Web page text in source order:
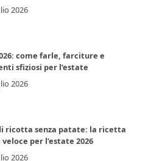
2026
come farle, farciture e
sfiziosi per l’estate
2026
ricotta senza patate: la ricetta
per l’estate 2026
2026